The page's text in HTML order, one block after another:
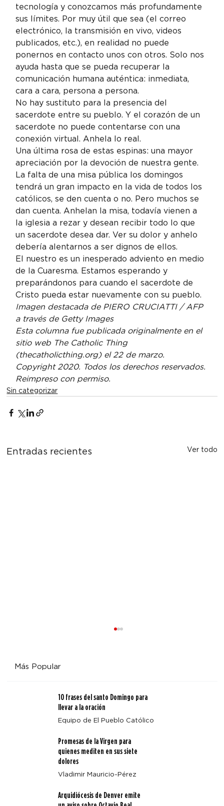
tecnología y conozcamos más profundamente
sus límites. Por muy útil que sea (el correo
electrónico, la transmisión en vivo, videos
publicados, etc.), en realidad no puede
ponernos en contacto unos con otros. Solo nos
ayuda hasta que se pueda recuperar la
comunicación humana auténtica: inmediata,
cara a cara, persona a persona.
No hay sustituto para la presencia del
sacerdote entre su pueblo. Y el corazón de un
sacerdote no puede contentarse con una
conexión virtual. Anhela lo real.
Una última rosa de estas espinas: una mayor
apreciación por la devoción de nuestra gente.
La falta de una misa pública los domingos
tendrá un gran impacto en la vida de todos los
católicos, se den cuenta o no. Pero muchos se
dan cuenta. Anhelan la misa, todavía vienen a
la iglesia a rezar y desean recibir todo lo que
un sacerdote desea dar. Ver su dolor y anhelo
debería alentarnos a ser dignos de ellos.
El nuestro es un inesperado adviento en medio
de la Cuaresma. Estamos esperando y
preparándonos para cuando el sacerdote de
Cristo pueda estar nuevamente con su pueblo.
Imagen destacada de PIERO CRUCIATTI / AFP
a través de Getty Images
Esta columna fue publicada originalmente en el
sitio web The Catholic Thing
(thecatholicthing.org) el 22 de marzo.
Copyright 2020. Todos los derechos reservados.
Reimpreso con permiso.
Sin categorizar
Entradas recientes Ver todo
Pasillos de hospital convertidos en tierra santa:
ministros extraordinarios comparten el amor sanador
de Cristo
Más Popular
10 frases del santo Domingo para
llevar a la oración
Equipo de El Pueblo Católico
Promesas de la Virgen para
quienes mediten en sus siete
dolores
Vladimir Mauricio-Pérez
Arquidiócesis de Denver emite